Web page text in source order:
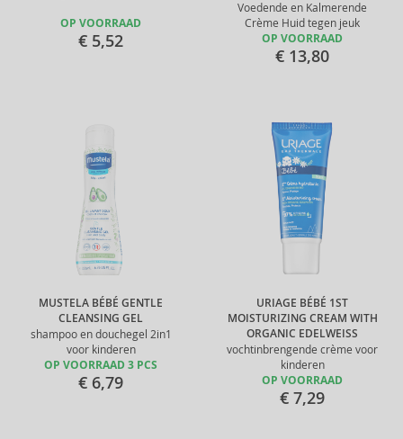
OP VOORRAAD
€ 5,52
Voedende en Kalmerende
Crème Huid tegen jeuk
OP VOORRAAD
€ 13,80
MUSTELA BÉBÉ GENTLE
CLEANSING GEL
shampoo en douchegel 2in1
voor kinderen
OP VOORRAAD 3 PCS
€ 6,79
URIAGE BÉBÉ 1ST
MOISTURIZING CREAM WITH
ORGANIC EDELWEISS
vochtinbrengende crème voor
kinderen
OP VOORRAAD
€ 7,29